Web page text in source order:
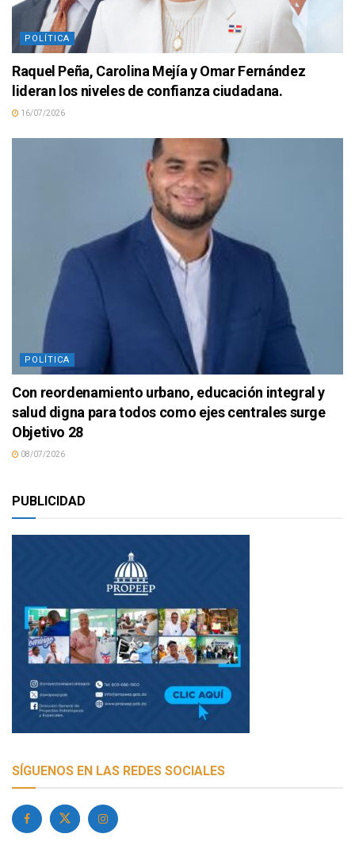
POLÍTICA
Raquel Peña, Carolina Mejía y Omar Fernández
lideran los niveles de confianza ciudadana.
16/07/2026
POLÍTICA
Con reordenamiento urbano, educación integral y
salud digna para todos como ejes centrales surge
Objetivo 28
08/07/2026
PUBLICIDAD
SÍGUENOS EN LAS REDES SOCIALES